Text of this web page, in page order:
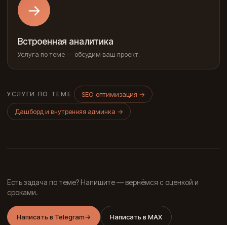
→
Встроенная аналитика
Услуга по теме — обсудим ваш проект.
УСЛУГИ ПО ТЕМЕ SEO-оптимизация →
Дашборд и внутренняя админка →
Есть задача по теме? Напишите — вернёмся с оценкой и
сроками.
Написать в Telegram→ Написать в MAX